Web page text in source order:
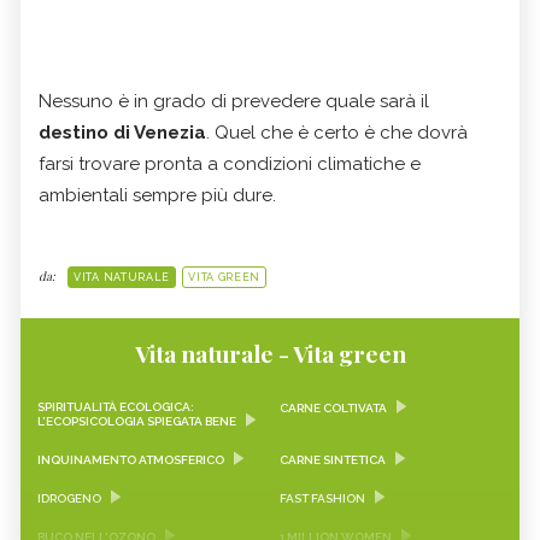
Nessuno è in grado di prevedere quale sarà il
destino di Venezia. Quel che è certo è che dovrà
farsi trovare pronta a condizioni climatiche e
ambientali sempre più dure.
da: VITA NATURALE VITA GREEN
Vita naturale - Vita green
SPIRITUALITÀ ECOLOGICA:
L’ECOPSICOLOGIA SPIEGATA BENE
CARNE COLTIVATA
INQUINAMENTO ATMOSFERICO CARNE SINTETICA
IDROGENO FAST FASHION